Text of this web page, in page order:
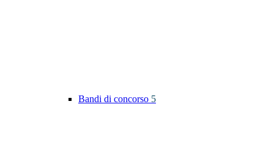
Bandi di concorso 5